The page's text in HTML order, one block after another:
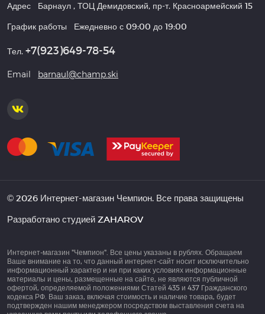
Адрес Барнаул , ТОЦ Демидовский, пр-т. Красноармейский 15
График работы Ежедневно с 09:00 до 19:00
Тел. +7(923)649-78-54
Email barnaul@champ.ski
© 2026 Интернет-магазин Чемпион. Все права защищены
Разработано студией ZAHAROV
Интернет-магазин "Чемпион". Все цены указаны в рублях. Обращаем
Ваше внимание на то, что данный интернет-сайт носит исключительно
информационный характер и ни при каких условиях информационные
материалы и цены, размещенные на сайте, не являются публичной
офертой, определяемой положениями Статей 435 и 437 Гражданского
кодекса РФ. Ваш заказ, включая стоимость и наличие товара, будет
подтвержден нашим менеджером посредством выставления счета на